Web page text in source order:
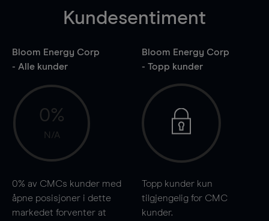
Kundesentiment
Bloom Energy Corp
- Alle kunder
0%
N/A
0% av CMCs kunder med
åpne posisjoner i dette
markedet forventer at
Bloom Energy Corp
- Topp kunder
Topp kunder kun
tilgjengelig for CMC
kunder.